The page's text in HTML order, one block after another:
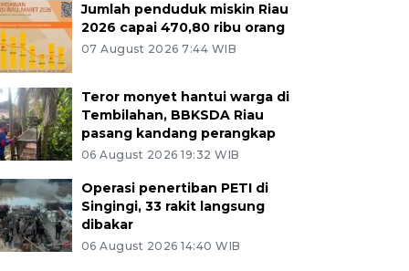
Jumlah penduduk miskin Riau
2026 capai 470,80 ribu orang
07 August 2026 7:44 WIB
Teror monyet hantui warga di
Tembilahan, BBKSDA Riau
pasang kandang perangkap
06 August 2026 19:32 WIB
Operasi penertiban PETI di
Singingi, 33 rakit langsung
dibakar
06 August 2026 14:40 WIB